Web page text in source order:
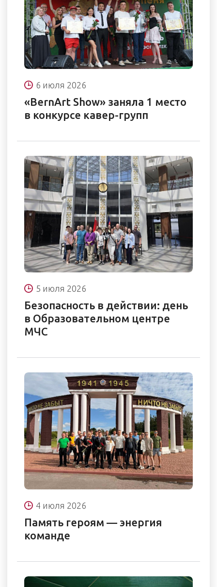
6 июля 2026
«BernArt Show» заняла 1 место
в конкурсе кавер-групп
5 июля 2026
Безопасность в действии: день
в Образовательном центре
МЧС
4 июля 2026
Память героям — энергия
команде